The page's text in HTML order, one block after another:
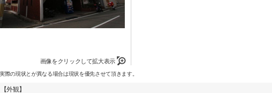
画像をクリックして拡大表示
際の現状とが異なる場合は現状を優先させて頂きます。
【外観】